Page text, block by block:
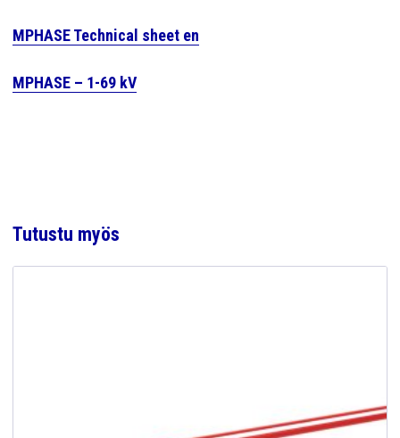
MPHASE Technical sheet en
MPHASE – 1-69 kV
Tutustu myös